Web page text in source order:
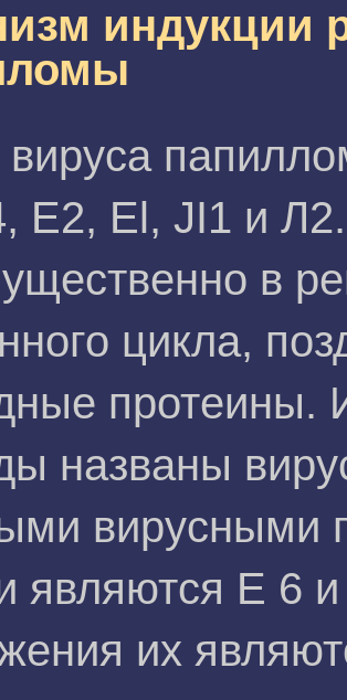
индукции
вируса
Е2, El, JI1 и
в
цикла,
протеины.
названы
вирусными
являются Е 6
их